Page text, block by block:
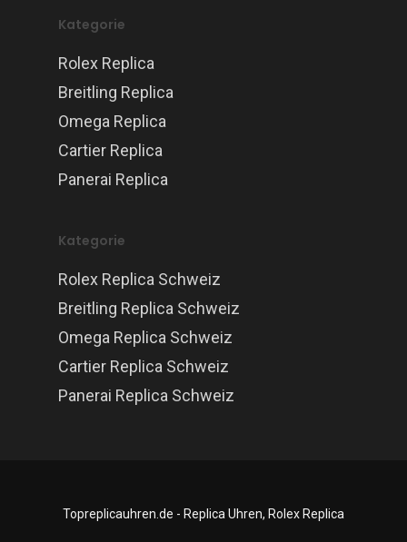
Kategorie
Rolex Replica
Breitling Replica
Omega Replica
Cartier Replica
Panerai Replica
Kategorie
Rolex Replica Schweiz
Breitling Replica Schweiz
Omega Replica Schweiz
Cartier Replica Schweiz
Panerai Replica Schweiz
Topreplicauhren.de - Replica Uhren, Rolex Replica